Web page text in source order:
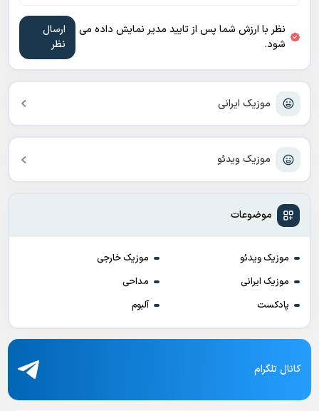
موزیک ایرانی
موزیک ویدئو
موضوعات
موزیک ویدئو
موزیک خارجی
موزیک ایرانی
مداحی
پادکست
آلبوم
نظر با ارزش شما پس از تایید مدیر نمایش داده می
شود.
کانال تلگرام